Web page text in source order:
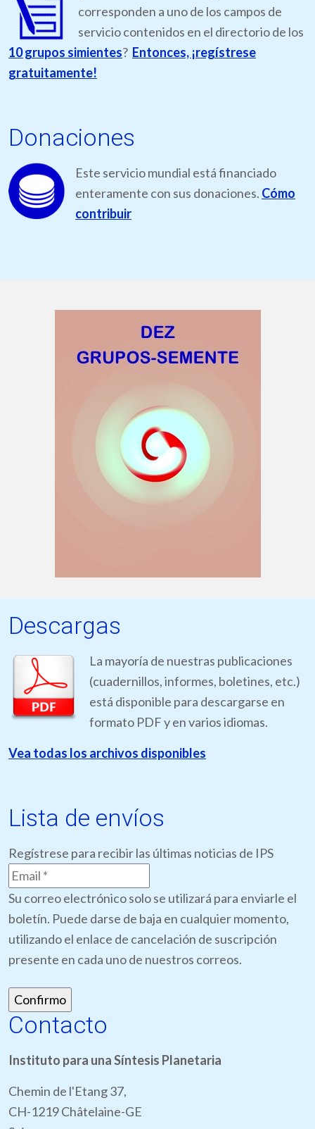
corresponden a uno de los campos de
servicio contenidos en el directorio de los
10 grupos simientes? Entonces, ¡regístrese
gratuitamente!
Donaciones
Este servicio mundial está financiado
enteramente con sus donaciones. Cómo
contribuir
Descargas
La mayoría de nuestras publicaciones
(cuadernillos, informes, boletines, etc.)
está disponible para descargarse en
formato PDF y en varios idiomas.
Vea todas los archivos disponibles
Lista de envíos
Regístrese para recibir las últimas noticias de IPS
Su correo electrónico solo se utilizará para enviarle el
boletín. Puede darse de baja en cualquier momento,
utilizando el enlace de cancelación de suscripción
presente en cada uno de nuestros correos.
Contacto
Instituto para una Síntesis Planetaria
Chemin de l'Etang 37,
CH-1219 Châtelaine-GE